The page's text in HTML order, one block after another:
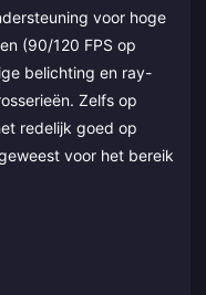
voor hoge
(90/120 FPS op
belichting en ray-
Zelfs op
redelijk goed op
voor het bereik